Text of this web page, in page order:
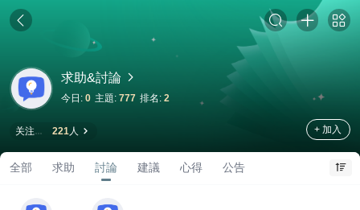
求助&討論
今日: 0 主題: 777 排名: 2
关注 221人 + 加入
全部 求助 討論 建議 心得 公告